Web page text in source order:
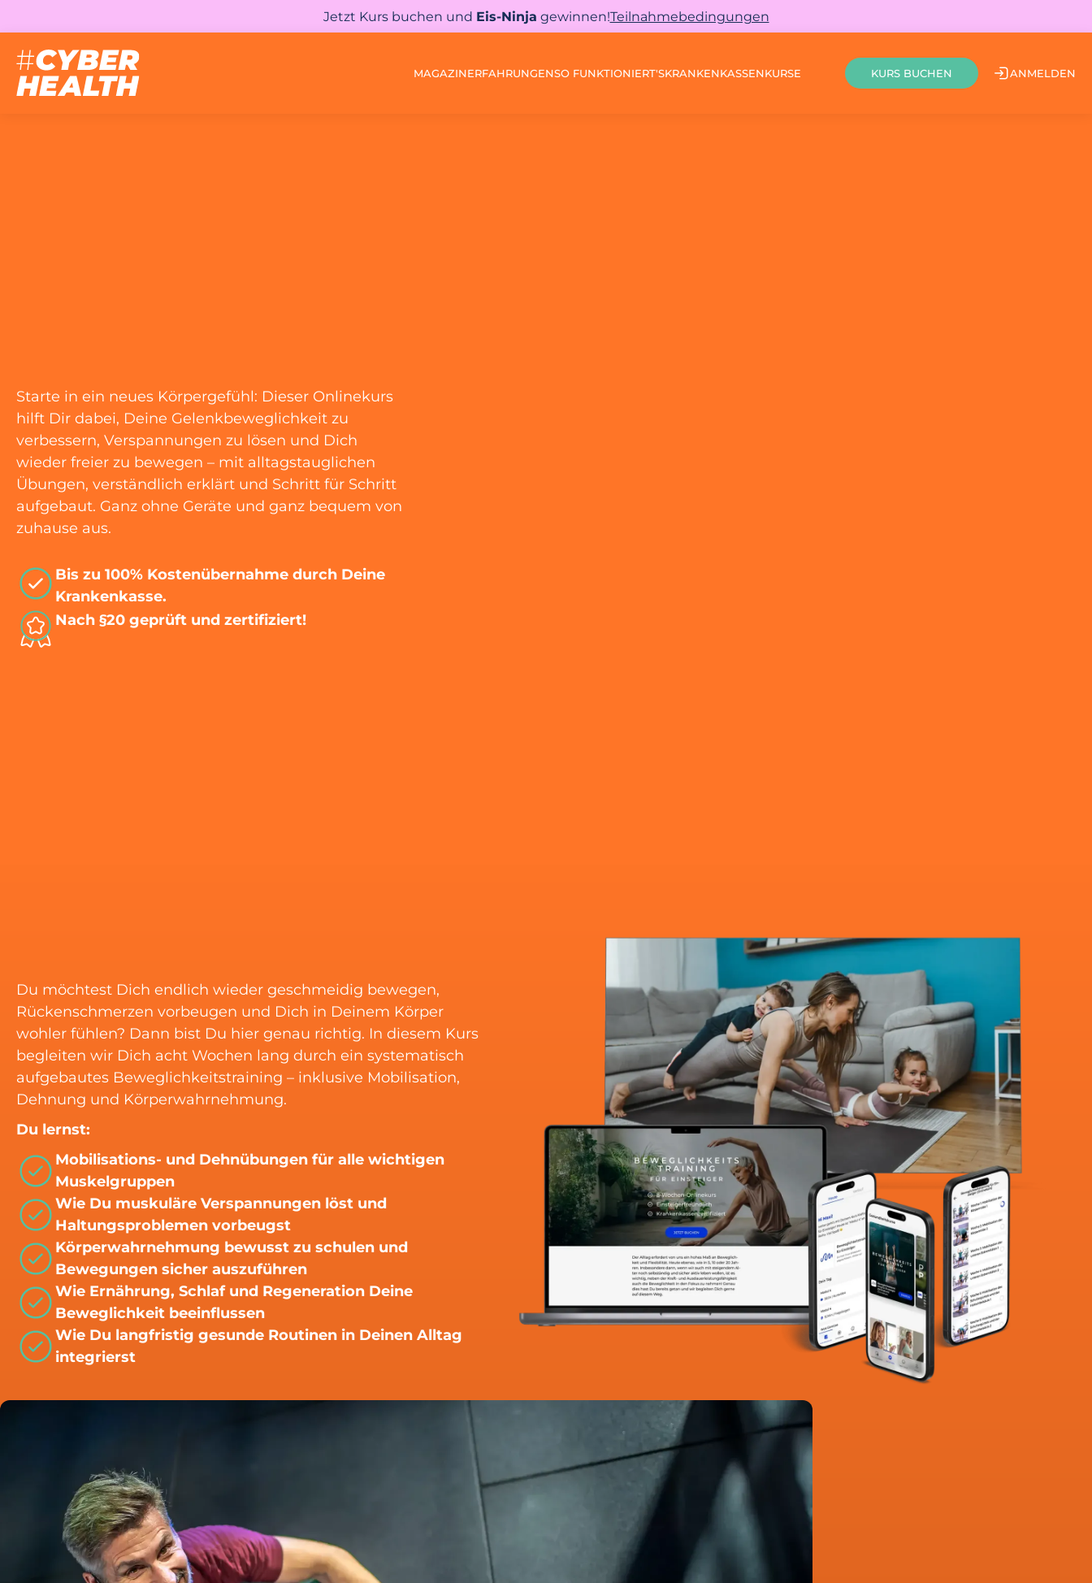
Jetzt Kurs buchen und Eis-Ninja gewinnen!Teilnahmebedingungen
MAGAZINERFAHRUNGENSO FUNKTIONIERT'SKRANKENKASSENKURSE KURS BUCHEN ANMELDEN
Starte in ein neues Körpergefühl: Dieser Onlinekurs
hilft Dir dabei, Deine Gelenkbeweglichkeit zu
verbessern, Verspannungen zu lösen und Dich
wieder freier zu bewegen – mit alltagstauglichen
Übungen, verständlich erklärt und Schritt für Schritt
aufgebaut. Ganz ohne Geräte und ganz bequem von
zuhause aus.
Bis zu 100% Kostenübernahme durch Deine
Krankenkasse.
Nach §20 geprüft und zertifiziert!
Du möchtest Dich endlich wieder geschmeidig bewegen,
Rückenschmerzen vorbeugen und Dich in Deinem Körper
wohler fühlen? Dann bist Du hier genau richtig. In diesem Kurs
begleiten wir Dich acht Wochen lang durch ein systematisch
aufgebautes Beweglichkeitstraining – inklusive Mobilisation,
Dehnung und Körperwahrnehmung.
Du lernst:
Mobilisations- und Dehnübungen für alle wichtigen
Muskelgruppen
Wie Du muskuläre Verspannungen löst und
Haltungsproblemen vorbeugst
Körperwahrnehmung bewusst zu schulen und
Bewegungen sicher auszuführen
Wie Ernährung, Schlaf und Regeneration Deine
Beweglichkeit beeinflussen
Wie Du langfristig gesunde Routinen in Deinen Alltag
integrierst